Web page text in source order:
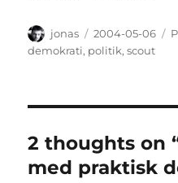
Author
jonas
Posted
on
2004-05-06
demokrati, politik,scout
2 thoughts on
med praktisk